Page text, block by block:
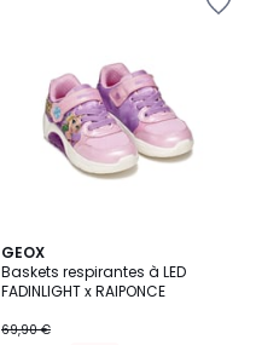
GEOX
Baskets respirantes à LED
FADINLIGHT x RAIPONCE
69,90 €